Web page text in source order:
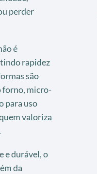
perder
é
rapidez
são
forno, micro-
para uso
valoriza
e durável, o
da